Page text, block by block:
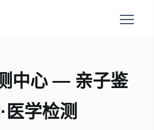
中心 — 亲子鉴
医学检测